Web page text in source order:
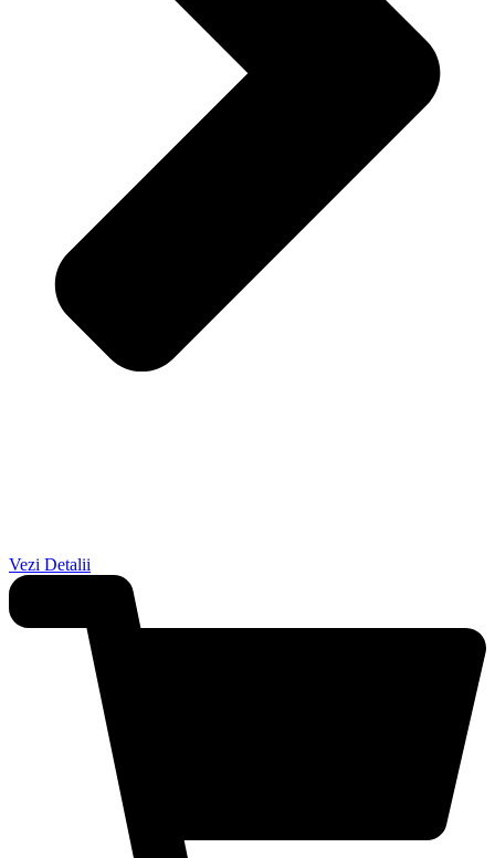
Vezi Detalii